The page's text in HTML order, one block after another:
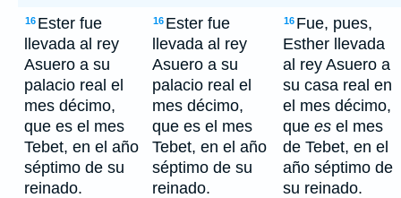
16 Ester fue
llevada al rey
Asuero a su
palacio real el
mes décimo,
que es el mes
Tebet, en el año
séptimo de su
reinado.
16 Ester fue
llevada al rey
Asuero a su
palacio real el
mes décimo,
que es el mes
Tebet, en el año
séptimo de su
reinado.
16 Fue, pues,
Esther llevada
al rey Asuero a
su casa real en
el mes décimo,
que es el mes
de Tebet, en el
año séptimo de
su reinado.